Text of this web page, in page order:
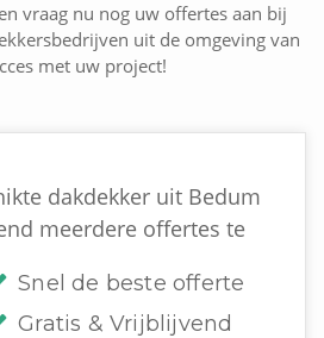
vraag nu nog uw offertes aan bij
uit de omgeving van
met uw project!
dakdekker uit Bedum
meerdere offertes te
Snel de beste offerte
Gratis & Vrijblijvend